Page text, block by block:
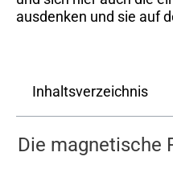
ausdenken und sie auf
Inhaltsverzeichnis
Die magnetische